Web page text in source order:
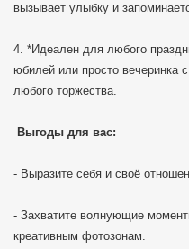
вызывает улыбку и
4. *Идеален для любого
юбилей или просто
любого торжества.
Выгоды для вас:
- Выразите себя и своё
- Захватите волнующие
креативным фотозонам.